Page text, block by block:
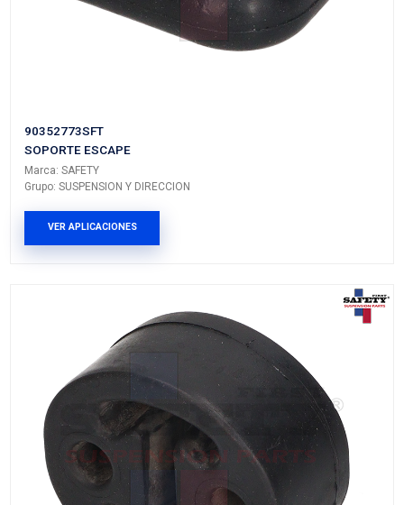
93273127SFT
SOPORTE ESCAPE
Marca: SAFETY
Grupo: SUSPENSION Y DIRECCION